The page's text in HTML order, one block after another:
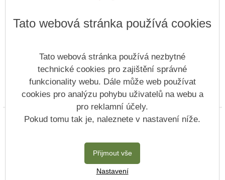
Prohlášení o přístupnosti Mapa webu Cookies
Copyright © 2022 - 2023 Základní škola Petra Bezruče
Postaveno ve službě
VlastníŠkolníWeb.cz
| Na redakčním
Vitalex CMS
Tato webová stránka používá cookies
Tato webová stránka používá nezbytné
technické cookies pro zajištění správné
funkcionality webu. Dále může web používat
cookies pro analýzu pohybu uživatelů na webu a
pro reklamní účely.
Pokud tomu tak je, naleznete v nastavení níže.
Přijmout vše
Nastavení